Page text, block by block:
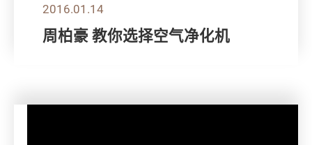
2016.01.14
周柏豪 教你选择空气净化机